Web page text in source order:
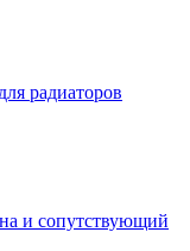
радиаторов
и сопутствующий